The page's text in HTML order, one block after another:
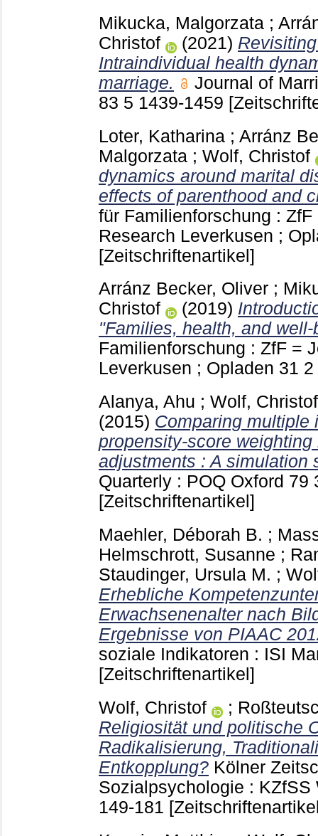
Mikucka, Malgorzata ;
Christof
(2021)
Intraindividual health
marriage.
Journal of
83 5 1439-1459
Loter, Katharina ; Arránz
Malgorzata ; Wolf, Christof
dynamics around marital
effects of parenthood and
für Familienforschung :
Research Leverkusen ;
[Zeitschriftenartikel]
Arránz Becker, Oliver ;
Christof
(2019)
"Families, health, and well-
Familienforschung : ZfF =
Leverkusen ; Opladen 31 2
Alanya, Ahu ; Wolf, Christof
(2015) Comparing multiple
propensity-score
adjustments : A simulation
Quarterly : POQ Oxford 79
[Zeitschriftenartikel]
Maehler, Déborah B. ;
Helmschrott, Susanne ;
Staudinger, Ursula M. ;
Erhebliche
Erwachsenenalter nach
Ergebnisse von PIAAC
soziale Indikatoren : ISI
[Zeitschriftenartikel]
Wolf, Christof
;
Religiosität und politische
Radikalisierung,
Entkopplung? Kölner
Sozialpsychologie :
149-181